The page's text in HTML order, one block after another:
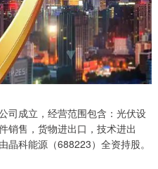
司成立，经营范围包含：光伏设
销售，货物进出口，技术进出
晶科能源（688223）全资持股。